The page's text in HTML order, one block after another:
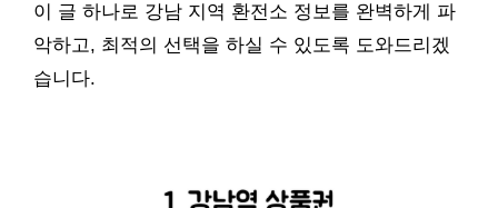
이 글 하나로 강남 지역 환전소 정보를 완벽하게 파
악하고, 최적의 선택을 하실 수 있도록 도와드리겠
습니다.